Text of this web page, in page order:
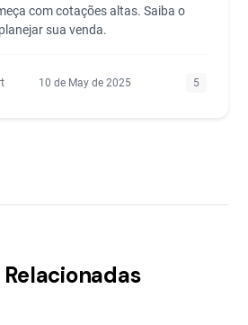
com cotações altas. Saiba o
sua venda.
10 de May de 2025 5
Relacionadas